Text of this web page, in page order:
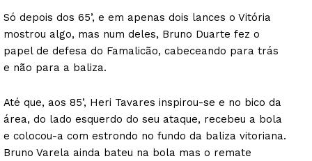
Só depois dos 65’, e em apenas dois lances o Vitória
mostrou algo, mas num deles, Bruno Duarte fez o
papel de defesa do Famalicão, cabeceando para trás
e não para a baliza.
Até que, aos 85’, Heri Tavares inspirou-se e no bico da
área, do lado esquerdo do seu ataque, recebeu a bola
e colocou-a com estrondo no fundo da baliza vitoriana.
Bruno Varela ainda bateu na bola mas o remate